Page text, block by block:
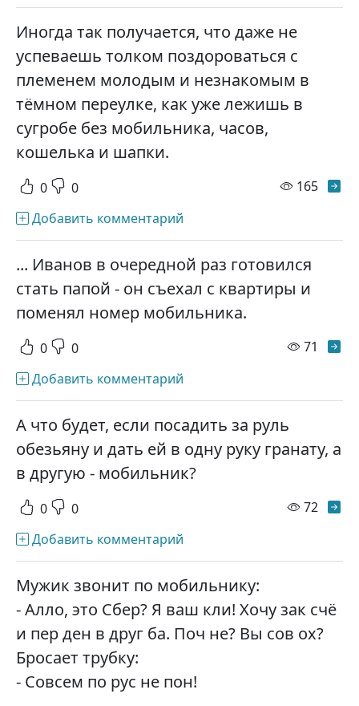
Иногда так получается, что даже не
успеваешь толком поздороваться с
племенем молодым и незнакомым в
тёмном переулке, как уже лежишь в
сугробе без мобильника, часов,
кошелька и шапки.
0 0 165
Добавить комментарий
... Иванов в очередной раз готовился
стать папой - он съехал с квартиры и
поменял номер мобильника.
0 0 71
Добавить комментарий
А что будет, если посадить за руль
обезьяну и дать ей в одну руку гранату, а
в другую - мобильник?
0 0 72
Добавить комментарий
Мужик звонит по мобильнику:
- Алло, это Сбер? Я ваш кли! Хочу зак счё
и пер ден в друг ба. Поч не? Вы сов ох?
Бросает трубку:
- Совсем по рус не пон!